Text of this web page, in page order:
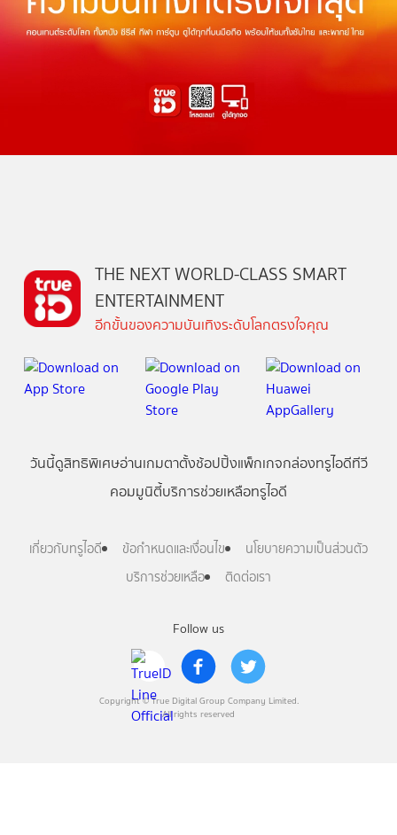
Follow us
Copyright © True Digital Group Company Limited.
All rights reserved
THE NEXT WORLD-CLASS SMART
ENTERTAINMENT
อีกขั้นของความบันเทิงระดับโลกตรงใจคุณ
วันนี้ดูสิทธิพิเศษอ่านเกมตาตั้งช้อปปิ้งแพ็กเกจกล่องทรูไอดีทีวี
คอมมูนิตี้บริการช่วยเหลือทรูไอดี
เกี่ยวกับทรูไอดี ข้อกำหนดและเงื่อนไข
นโยบายความเป็นส่วนตัว
บริการช่วยเหลือ
ติดต่อเรา